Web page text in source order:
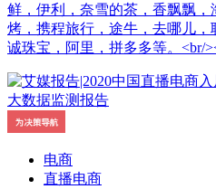
鲜，伊利，奈雪的茶，香飘飘
烤，携程旅行，途牛，去哪儿
诚珠宝，阿里，拼多多等。<br/
电商
直播电商